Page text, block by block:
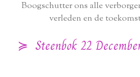
Boogschutter ons alle
verleden en de
≽ Steenbok 22